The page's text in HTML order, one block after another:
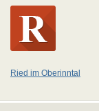
Ried im Oberinntal